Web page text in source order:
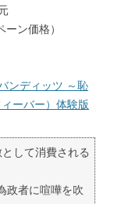
ン価格）
ンディッツ ～恥
ーバー）体験版
して消費される
政者に喧嘩を吹